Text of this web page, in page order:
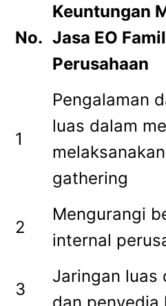
No.
Keuntungan
Jasa EO
Perusahaan
1
Pengalaman
luas dalam
gathering
2
Mengurangi
internal
3
Jaringan luas
dan penyedia